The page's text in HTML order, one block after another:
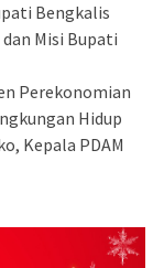
Bengkalis
Misi Bupati
Perekonomian
Hidup
Kepala PDAM